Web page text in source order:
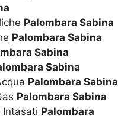
Palombara Sabina
Palombara Sabina
Sabina
Sabina
Palombara Sabina
Palombara Sabina
Intasati Palombara